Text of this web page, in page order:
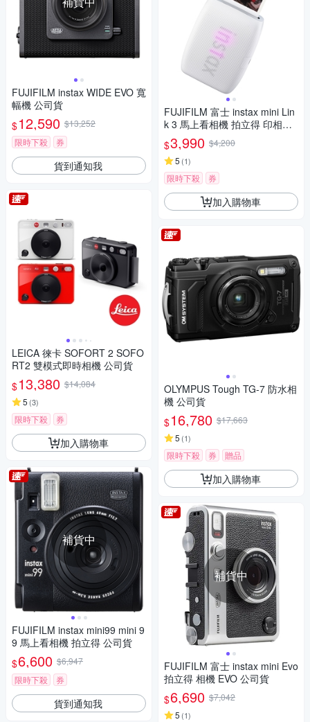
FUJIFILM instax WIDE EVO 寬
幅機 公司貨
$12,590 $13,252
限時下殺
券
貨到通知我
LEICA 徠卡 SOFORT 2 SOFO
RT2 雙模式即時相機 公司貨
$13,380 $14,084
5 (3)
限時下殺 券
加入購物車
補貨中
FUJIFILM instax mini99 mini 9
9 馬上看相機 拍立得 公司貨
$6,600 $6,947
限時下殺
券
貨到通知我
FUJIFILM 富士 instax mini Lin
k 3 馬上看相機 拍立得 印相機
公司貨
$3,990 $4,200
5 (1)
限時下殺 券
加入購物車
OLYMPUS Tough TG-7 防水相
機 公司貨
$16,780 $17,663
5 (1)
限時下殺 券 贈品
加入購物車
補貨中
FUJIFILM 富士 instax mini Evo
拍立得 相機 EVO 公司貨
$6,690 $7,042
5 (1)